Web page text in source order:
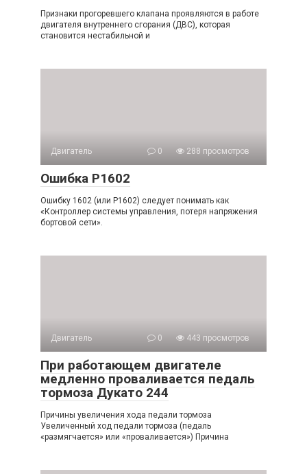
Признаки прогоревшего клапана проявляются в работе
двигателя внутреннего сгорания (ДВС), которая
становится нестабильной и
Двигатель 0 288 просмотров
Ошибка P1602
Ошибку 1602 (или P1602) следует понимать как
«Контроллер системы управления, потеря напряжения
бортовой сети».
Двигатель 0 443 просмотров
При работающем двигателе
медленно проваливается педаль
тормоза Дукато 244
Причины увеличения хода педали тормоза
Увеличенный ход педали тормоза (педаль
«размягчается» или «проваливается») Причина